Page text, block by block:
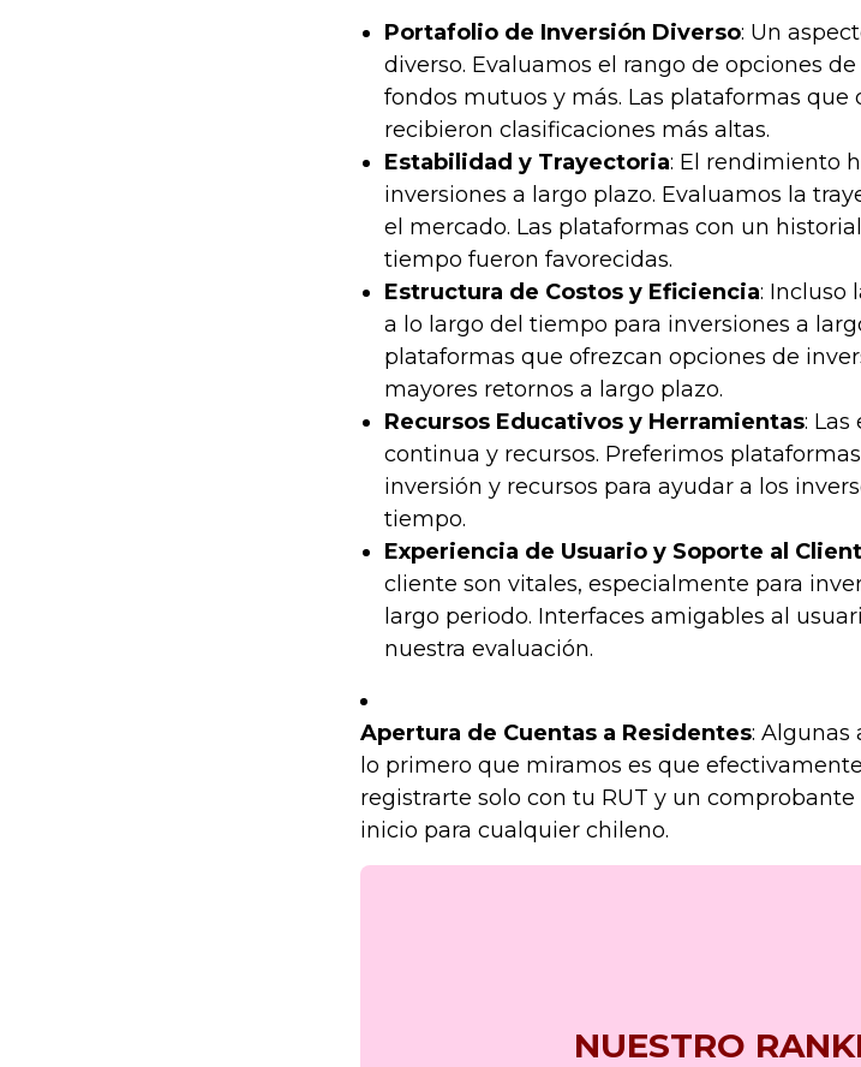
Portafolio de Inversión Diverso: Un
diverso. Evaluamos el rango de opciones
fondos mutuos y más. Las plataformas
recibieron clasificaciones más altas.
Estabilidad y Trayectoria: El rendimiento
inversiones a largo plazo. Evaluamos la
el mercado. Las plataformas con un
tiempo fueron favorecidas.
Estructura de Costos y Eficiencia: Incluso
a lo largo del tiempo para inversiones a
plataformas que ofrezcan opciones de
mayores retornos a largo plazo.
Recursos Educativos y Herramientas:
continua y recursos. Preferimos
inversión y recursos para ayudar a los
tiempo.
Experiencia de Usuario y Soporte al
cliente son vitales, especialmente para
largo periodo. Interfaces amigables al
nuestra evaluación.
Apertura de Cuentas a Residentes: Algunas
lo primero que miramos es que
registrarte solo con tu RUT y un
inicio para cualquier chileno.
NUESTRO